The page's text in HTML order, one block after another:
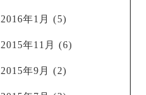
2016年1月 (5)
2015年11月 (6)
2015年9月 (2)